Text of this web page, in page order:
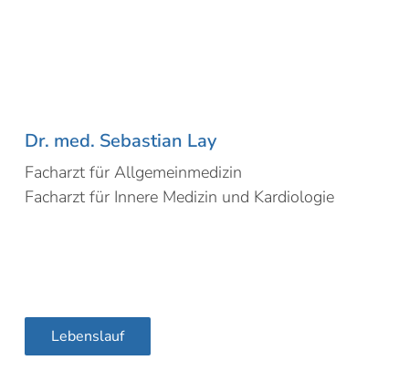
Dr. med. Sebastian Lay
Facharzt für Allgemeinmedizin
Facharzt für Innere Medizin und Kardiologie
Lebenslauf